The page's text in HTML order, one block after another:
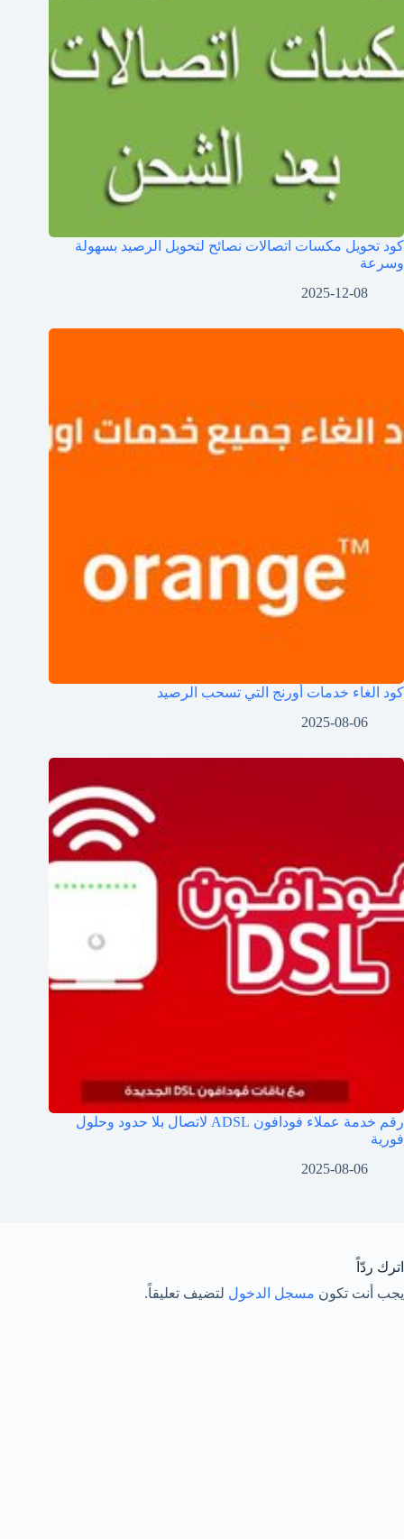
كود تحويل مكسات اتصالات نصائح لتحويل الرصيد بسهولة
وسرعة
2025-12-08
كود الغاء خدمات أورنج التي تسحب الرصيد
2025-08-06
رقم خدمة عملاء فودافون ADSL لاتصال بلا حدود وحلول
فورية
2025-08-06
اترك ردّاً
يجب أنت تكون مسجل الدخول لتضيف تعليقاً.